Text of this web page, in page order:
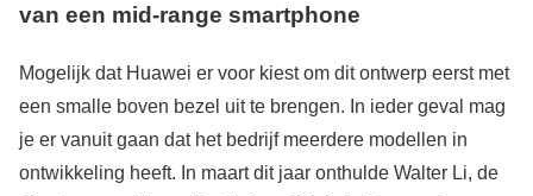
van een mid-range smartphone
Mogelijk dat Huawei er voor kiest om dit ontwerp eerst met
een smalle boven bezel uit te brengen. In ieder geval mag
je er vanuit gaan dat het bedrijf meerdere modellen in
ontwikkeling heeft. In maart dit jaar onthulde Walter Li, de